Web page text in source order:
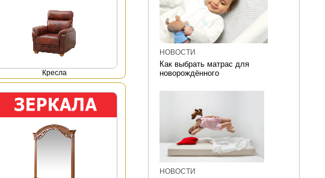
НОВОСТИ
Как выбрать матрас для
новорождённого
НОВОСТИ
Кресла